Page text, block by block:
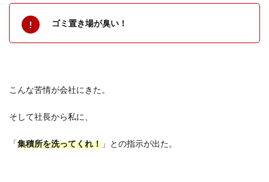
ゴミ置き場が臭い！
こんな苦情が会社にきた。
そして社長から私に、
「集積所を洗ってくれ！ 」との指示が出た。